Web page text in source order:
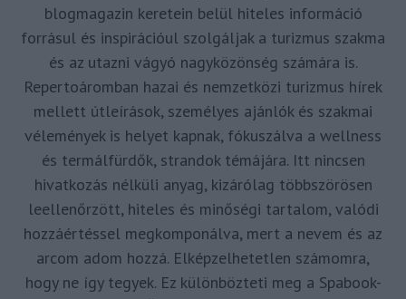
blogmagazin keretein belül hiteles információ
forrásul és inspirációul szolgáljak a turizmus szakma
és az utazni vágyó nagyközönség számára is.
Repertoáromban hazai és nemzetközi turizmus hírek
mellett útleírások, személyes ajánlók és szakmai
vélemények is helyet kapnak, fókuszálva a wellness
és termálfürdők, strandok témájára. Itt nincsen
hivatkozás nélküli anyag, kizárólag többszörösen
leellenőrzött, hiteles és minőségi tartalom, valódi
hozzáértéssel megkomponálva, mert a nevem és az
arcom adom hozzá. Elképzelhetetlen számomra,
hogy ne így tegyek. Ez különbözteti meg a Spabook-